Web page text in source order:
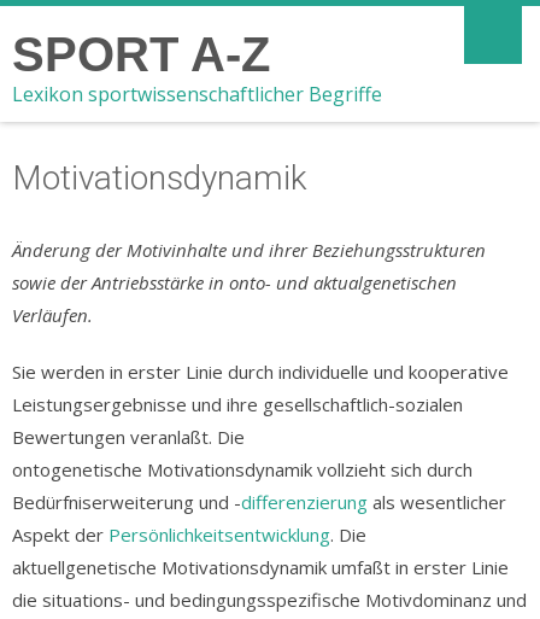
SPORT A-Z
Lexikon sportwissenschaftlicher Begriffe
Motivationsdynamik
Änderung der Motivinhalte und ihrer Beziehungsstrukturen
sowie der Antriebsstärke in onto- und aktualgenetischen
Verläufen.
Sie werden in erster Linie durch individuelle und kooperative
Leistungsergebnisse und ihre gesellschaftlich-sozialen
Bewertungen veranlaßt. Die
ontogenetische Motivationsdynamik vollzieht sich durch
Bedürfniserweiterung und -differenzierung als wesentlicher
Aspekt der Persönlichkeitsentwicklung. Die
aktuellgenetische Motivationsdynamik umfaßt in erster Linie
die situations- und bedingungsspezifische Motivdominanz und